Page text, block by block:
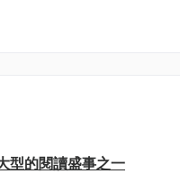
型的閱讀盛事之一